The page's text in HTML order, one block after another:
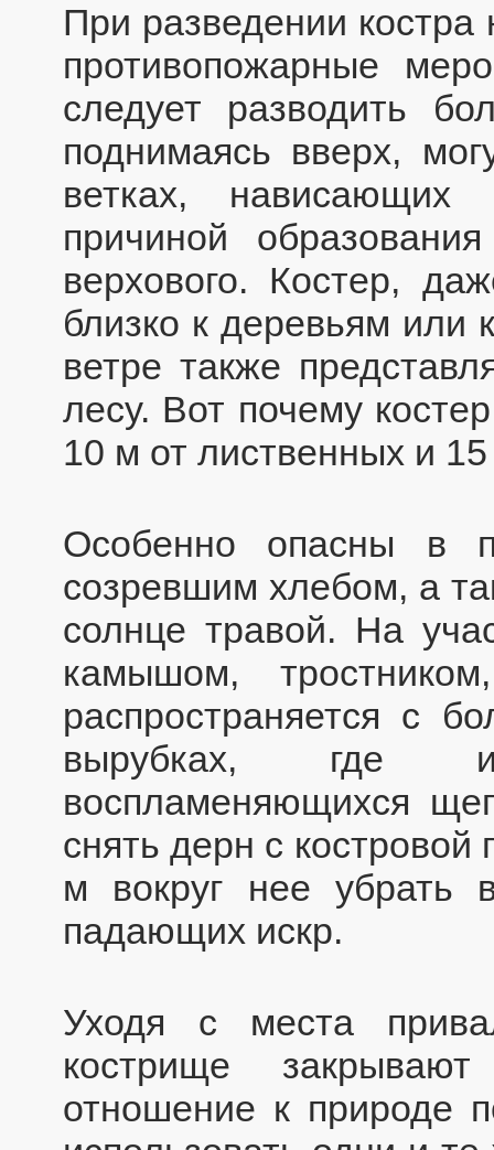
При разведении
противопожарные
следует разводить
поднимаясь вверх,
ветках,
причиной
верхового. Костер,
близко к деревьям или
ветре также
лесу. Вот почему
10 м от лиственных и
Особенно опасны в
созревшим хлебом, а
солнце травой. На
камышом,
распространяется с
вырубках, где
воспламеняющихся
снять дерн с
м вокруг нее убрать
падающих искр.
Уходя с места
кострище
отношение к природе